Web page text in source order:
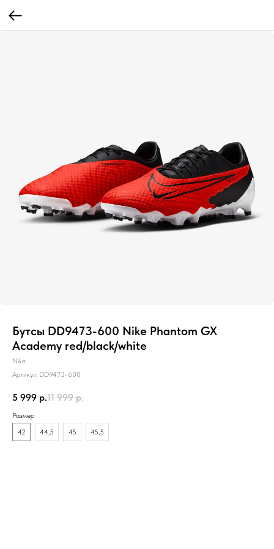
Бутсы DD9473-600 Nike Phantom GX
Academy red/black/white
Nike
Артикул: DD9473-600
5 999 р.11 999 р.
Размер
42
44,5 45 45,5